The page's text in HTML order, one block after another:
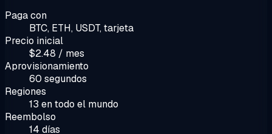
Paga con
BTC, ETH, USDT, tarjeta
Precio inicial
$2.48 / mes
Aprovisionamiento
60 segundos
Regiones
13 en todo el mundo
Reembolso
14 días